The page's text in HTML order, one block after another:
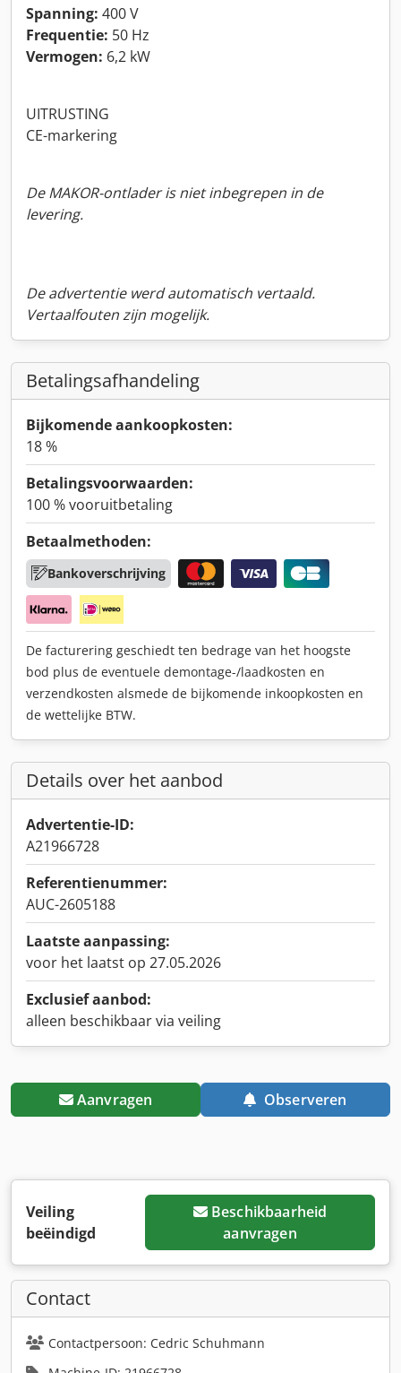
Spanning: 400 V
Frequentie: 50 Hz
Vermogen: 6,2 kW
UITRUSTING
CE-markering
De MAKOR-ontlader is niet inbegrepen in de
levering.
De advertentie werd automatisch vertaald.
Vertaalfouten zijn mogelijk.
Betalingsafhandeling
Bijkomende aankoopkosten:
18 %
Betalingsvoorwaarden:
100 % vooruitbetaling
Betaalmethoden:
Bankoverschrijving
De facturering geschiedt ten bedrage van het hoogste
bod plus de eventuele demontage-/laadkosten en
verzendkosten alsmede de bijkomende inkoopkosten en
de wettelijke BTW.
Details over het aanbod
Advertentie-ID:
A21966728
Referentienummer:
AUC-2605188
Laatste aanpassing:
voor het laatst op 27.05.2026
Exclusief aanbod:
alleen beschikbaar via veiling
Aanvragen Observeren
Veiling
beëindigd
Beschikbaarheid
aanvragen
Contact
Contactpersoon: Cedric Schuhmann